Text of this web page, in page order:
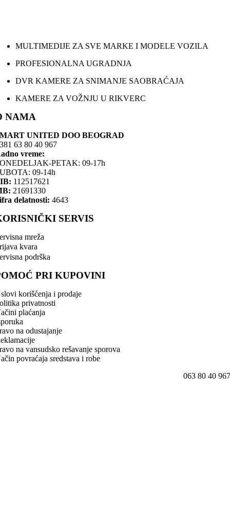
MULTIMEDIJE ZA SVE MARKE I MODELE VOZILA
PROFESIONALNA UGRADNJA
DVR KAMERE ZA SNIMANJE SAOBRAĆAJA
KAMERE ZA VOŽNJU U RIKVERC
NAMA
UNITED DOO BEOGRAD
63 80 40 967
vreme:
PETAK: 09-17h
09-14h
112517621
21691330
delatnosti: 4643
SERVIS
mreža
kvara
podrška
PRI KUPOVINI
korišćenja i prodaje
privatnosti
plaćanja
na odustajanje
na vansudsko rešavanje sporova
povraćaja sredstava i robe
063 80 40 967